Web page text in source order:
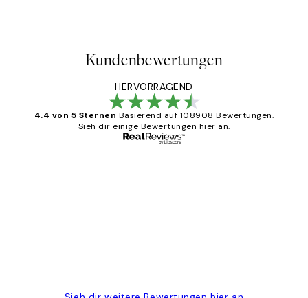
Kundenbewertungen
HERVORRAGEND
4.4 von 5 Sternen Basierend auf 108908 Bewertungen.
Sieh dir einige Bewertungen hier an.